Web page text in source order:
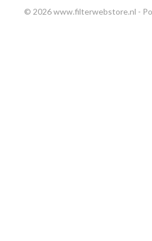
© 2026 www.filterwebstore.nl -